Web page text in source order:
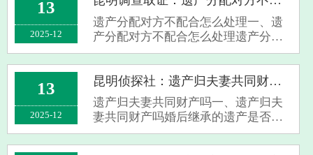
产分割协商一致时，你有权向法院提
起离婚诉···
13
2025-12
遗产分配对方不配合怎么处理一、遗
产分配对方不配合怎么处理遗产分配
遇对方不配合，要依情况处理。有遗
嘱时，若遗嘱已明确分配方式，但对
方不配合，遗嘱执行人或继承人能向
法院起诉，让法院确认遗嘱效力，要
求对方依···
13
2025-12
昆明侦探社：遗产归夫妻共同财产吗
遗产归夫妻共同财产吗一、遗产归夫
妻共同财产吗婚后继承的遗产是否为
夫妻共同财产取决于遗嘱内容，未明
确只归一方则为共同财产，明确只归